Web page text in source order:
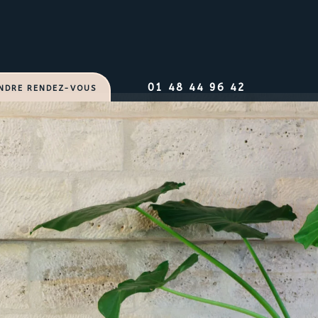
RENDEZ-VOUS 01 48 44 96 42